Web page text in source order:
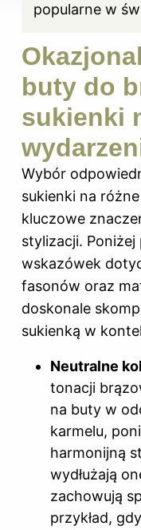
popularne w
buty do
sukienki
Wybór
sukienki na
kluczowe
stylizacji.
wskazówek
fasonów oraz
doskonale
sukienką w
Neutralne
tonacji
na buty w
karmelu,
harmonijną
wydłużają
zachowują
przykład,